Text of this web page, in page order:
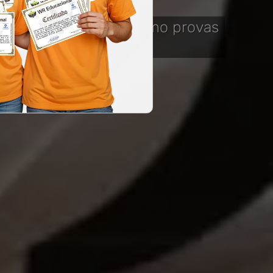
diversos fins, como provas